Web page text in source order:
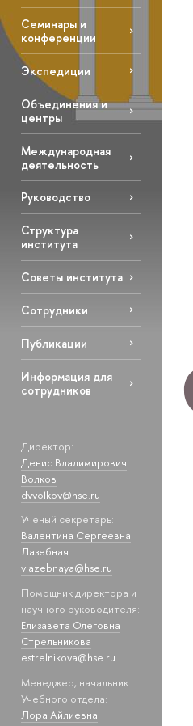
Семинары и
конференции
Экспедиции
Объединения и
центры
Международная
деятельность
Руководство
Структура
института
Советы института
Сотрудники
Публикации
Информация для
сотрудников
Директор:
Денис Владимирович
Волков
dvvolkov@hse.ru
Ученый секретарь:
Валентина Сергеевна
Лазебная
vlazebnaya@hse.ru
Помощник директора и
научного руководителя:
Елизавета Олеговна
Стрельникова
estrelnikova@hse.ru
Менеджер, начальник
Учебного отдела:
Лора Айлиевна